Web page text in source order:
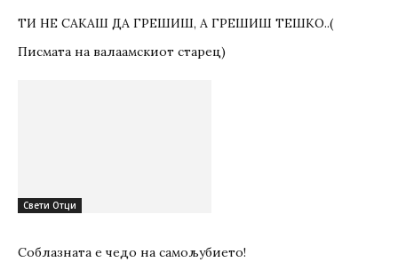
ТИ НЕ САКАШ ДА ГРЕШИШ, А ГРЕШИШ ТЕШКО..(
Писмата на валаамскиот старец)
Свети Отци
Соблазната е чедо на самољубието!